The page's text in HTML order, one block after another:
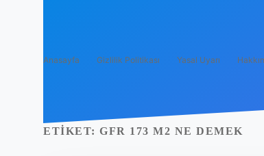
Anasayfa Gizlilik Politikası Yasal Uyarı
ETIKET: GFR 173 M2 NE DEMEK